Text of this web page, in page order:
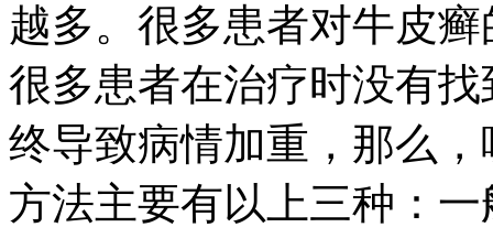
越多。很多患者对牛皮
很多患者在治疗时没有
终导致病情加重，那么
方法主要有以上三种：